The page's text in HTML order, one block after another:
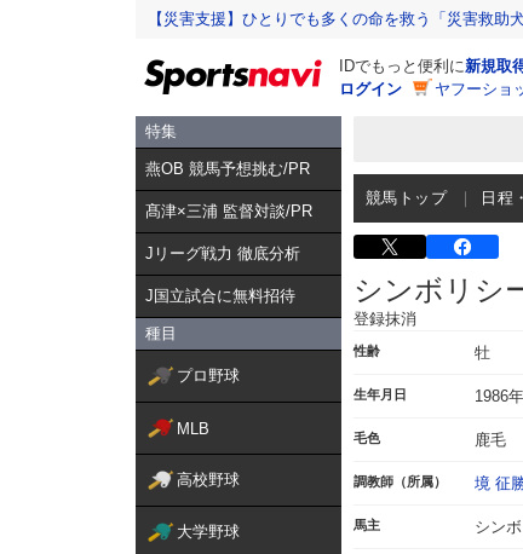
【災害支援】ひとりでも多くの命を救う「災害救助
IDでもっと便利に新規取
ログイン
ヤフーショ
特集
燕OB 競馬予想挑む/PR
髙津×三浦 監督対談/PR
Jリーグ戦力 徹底分析
J国立試合に無料招待
種目
プロ野球
MLB
高校野球
大学野球
競馬トップ 日程
シンボリシ
登録抹消
性齢 牡
生年月日 1986
毛色 鹿毛
調教師（所属） 境 征
馬主 シン